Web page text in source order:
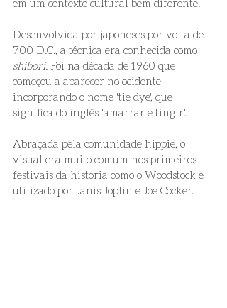
em um contexto cultural bem diferente.
Desenvolvida por japoneses por volta de
700 D.C., a técnica era conhecida como
shibori. Foi na década de 1960 que
começou a aparecer no ocidente
incorporando o nome 'tie dye', que
significa do inglês 'amarrar e tingir'.
Abraçada pela comunidade hippie, o
visual era muito comum nos primeiros
festivais da história como o Woodstock e
utilizado por Janis Joplin e Joe Cocker.